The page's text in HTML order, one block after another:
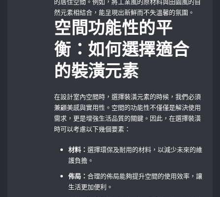
然元素相結合，能呈現出新鮮而不失溫馨的氛圍。
空間功能性的平
衡：如何選擇適合
的裝潢元素
在設計室內空間時，選擇裝潢元素的時候，我們必須
兼顧美感與實用性。空間的功能性不僅僅是解決使用
需求，更是增強生活品質的關鍵。因此，在選擇裝潢
時可以考慮以下幾個要素：
材料：選擇環保及耐用的材料，以減少未來的維
護負擔。
佈局：合理的佈局能夠提升空間的使用效率，讓
生活更加便利。